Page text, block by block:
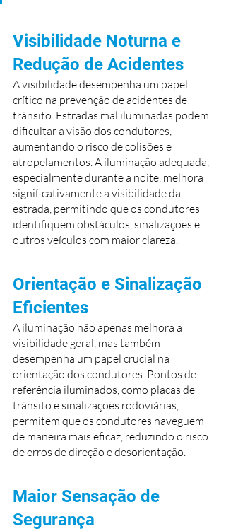
Visibilidade Noturna e
Redução de Acidentes
A visibilidade desempenha um papel
crítico na prevenção de acidentes de
trânsito. Estradas mal iluminadas podem
dificultar a visão dos condutores,
aumentando o risco de colisões e
atropelamentos. A iluminação adequada,
especialmente durante a noite, melhora
significativamente a visibilidade da
estrada, permitindo que os condutores
identifiquem obstáculos, sinalizações e
outros veículos com maior clareza.
Orientação e Sinalização
Eficientes
A iluminação não apenas melhora a
visibilidade geral, mas também
desempenha um papel crucial na
orientação dos condutores. Pontos de
referência iluminados, como placas de
trânsito e sinalizações rodoviárias,
permitem que os condutores naveguem
de maneira mais eficaz, reduzindo o risco
de erros de direção e desorientação.
Maior Sensação de
Segurança